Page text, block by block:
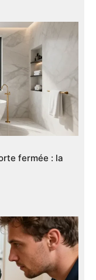
fermée : la